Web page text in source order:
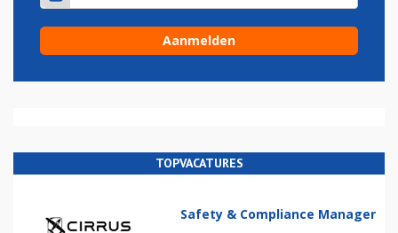
TOPVACATURES
Safety & Compliance Manager